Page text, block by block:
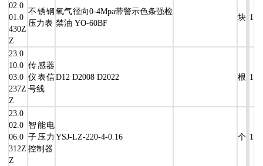
02.0
01.0
430Z
Z
不锈钢
压力表
氧气径向0-4Mpa带警示色条强检
禁油 YO-60BF
块 1
23.0
10.0
03.0
237Z
Z
传感器
仪表信
号线
D12 D2008 D2022 根 1
23.0
02.0
06.0
312Z
Z
智能电
子压力
控制器
YSJ-LZ-220-4-0.16 个 1